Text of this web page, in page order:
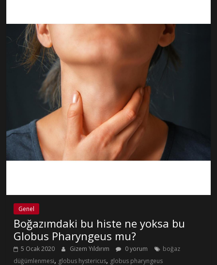
Genel
Boğazımdaki bu histe ne yoksa bu
Globus Pharyngeus mu?
5 Ocak 2020 Gizem Yıldırım 0 yorum
boğaz
düğümlenmesi, globus hystericus, globus pharyngeus